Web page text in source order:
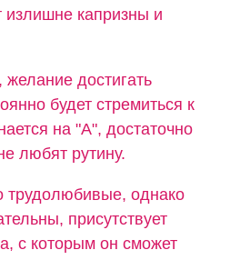
капризны и
достигать
будет стремиться к
на "А", достаточно
любят рутину.
трудолюбивые, однако
присутствует
с которым он сможет